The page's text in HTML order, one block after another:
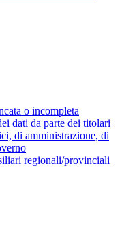
o incompleta
dati da parte dei titolari
di amministrazione, di
regionali/provinciali